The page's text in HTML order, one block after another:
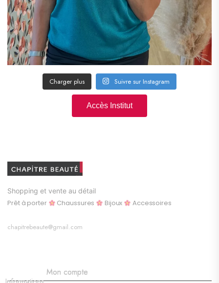
Charger plus Suivre sur Instagram
Accès Institut
Shopping et vente au détail
Prêt à porter Chaussures Bijoux Accessoires
chapitrebeaute@gmail.com
Mon compte